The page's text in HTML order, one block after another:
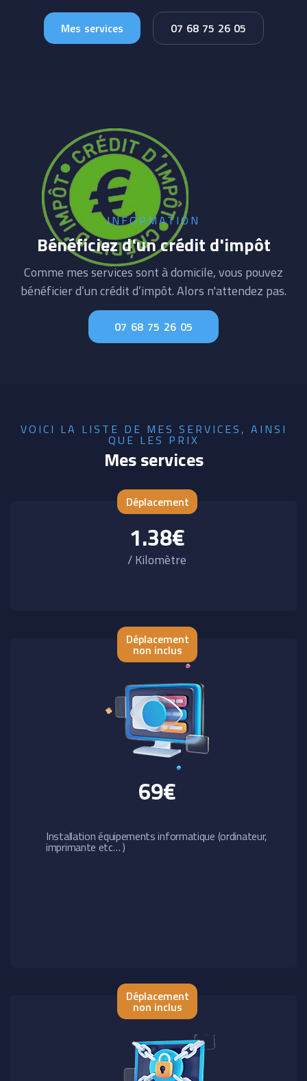
Mes services 07 68 75 26 05
INFORMATION
Bénéficiez d'un crédit d'impôt
Comme mes services sont à domicile, vous pouvez
bénéficier d’un crédit d’impôt. Alors n'attendez pas.
07 68 75 26 05
VOICI LA LISTE DE MES SERVICES, AINSI
QUE LES PRIX
Mes services
Déplacement
1.38€
/ Kilomètre
Déplacement
non inclus
69€
Installation équipements informatique (ordinateur,
imprimante etc… )
Déplacement
non inclus